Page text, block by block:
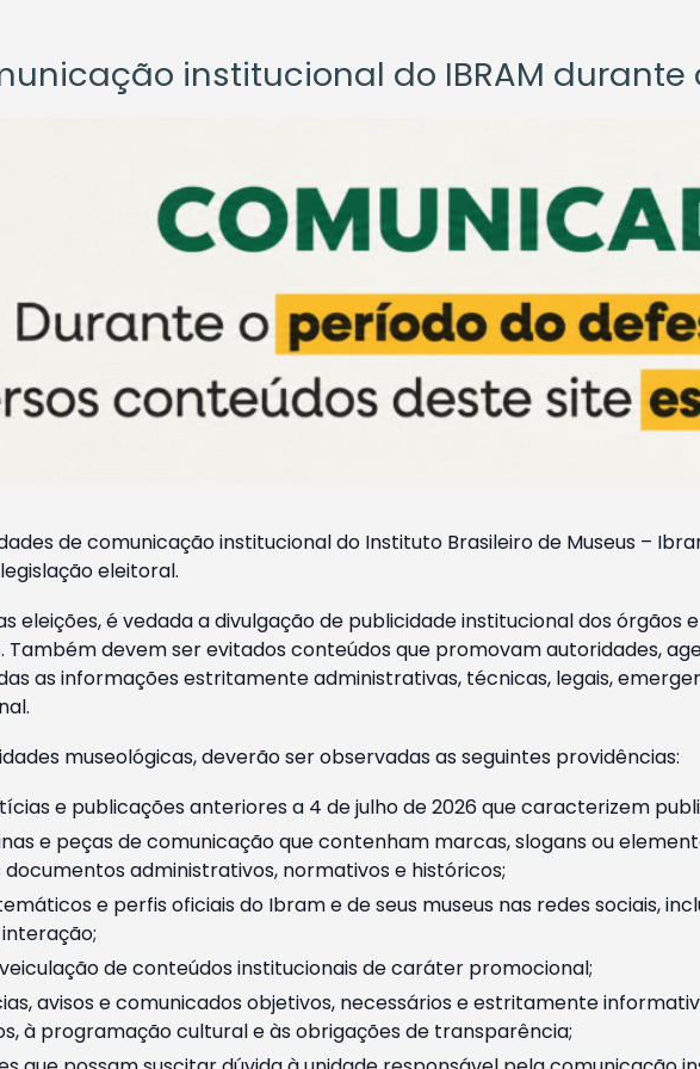
institucional do IBRAM durante
de comunicação institucional do Instituto Brasileiro de Museus –
eleitoral.
eleições, é vedada a divulgação de publicidade institucional dos órgãos
Também devem ser evitados conteúdos que promovam autoridades,
as informações estritamente administrativas, técnicas, legais,
museológicas, deverão ser observadas as seguintes providências:
e publicações anteriores a 4 de julho de 2026 que caracterizem
e peças de comunicação que contenham marcas, slogans ou
administrativos, normativos e históricos;
e perfis oficiais do Ibram e de seus museus nas redes sociais,
de conteúdos institucionais de caráter promocional;
avisos e comunicados objetivos, necessários e estritamente
à programação cultural e às obrigações de transparência;